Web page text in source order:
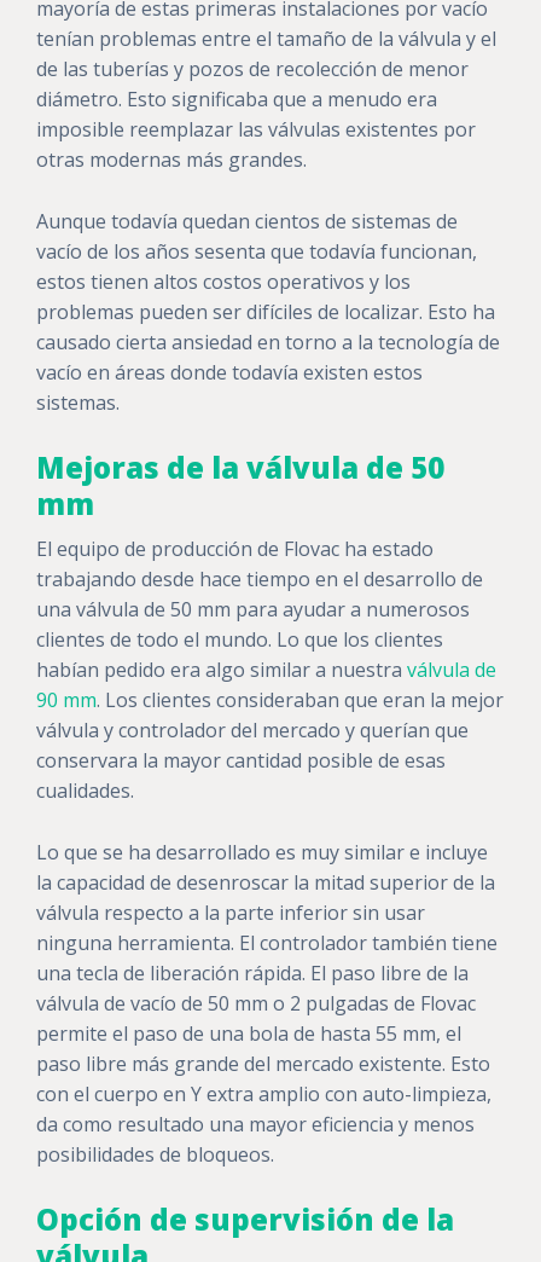
mayoría de estas primeras instalaciones por vacío
tenían problemas entre el tamaño de la válvula y el
de las tuberías y pozos de recolección de menor
diámetro. Esto significaba que a menudo era
imposible reemplazar las válvulas existentes por
otras modernas más grandes.
Aunque todavía quedan cientos de sistemas de
vacío de los años sesenta que todavía funcionan,
estos tienen altos costos operativos y los
problemas pueden ser difíciles de localizar. Esto ha
causado cierta ansiedad en torno a la tecnología de
vacío en áreas donde todavía existen estos
sistemas.
Mejoras de la válvula de 50
mm
El equipo de producción de Flovac ha estado
trabajando desde hace tiempo en el desarrollo de
una válvula de 50 mm para ayudar a numerosos
clientes de todo el mundo. Lo que los clientes
habían pedido era algo similar a nuestra válvula de
90 mm. Los clientes consideraban que eran la mejor
válvula y controlador del mercado y querían que
conservara la mayor cantidad posible de esas
cualidades.
Lo que se ha desarrollado es muy similar e incluye
la capacidad de desenroscar la mitad superior de la
válvula respecto a la parte inferior sin usar
ninguna herramienta. El controlador también tiene
una tecla de liberación rápida. El paso libre de la
válvula de vacío de 50 mm o 2 pulgadas de Flovac
permite el paso de una bola de hasta 55 mm, el
paso libre más grande del mercado existente. Esto
con el cuerpo en Y extra amplio con auto-limpieza,
da como resultado una mayor eficiencia y menos
posibilidades de bloqueos.
Opción de supervisión de la